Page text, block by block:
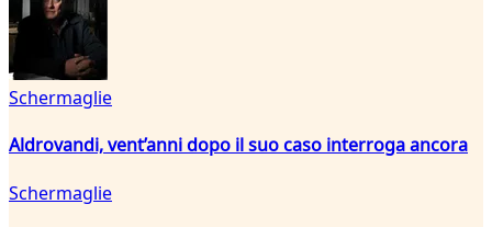
Schermaglie
Aldrovandi, vent’anni dopo il suo caso interroga ancora
Schermaglie